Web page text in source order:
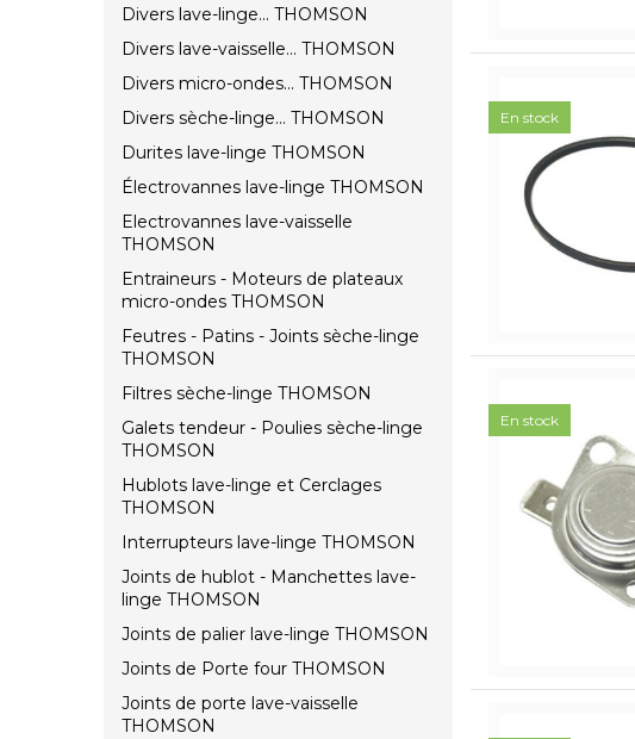
Divers lave-linge... THOMSON
Divers lave-vaisselle... THOMSON
Divers micro-ondes... THOMSON
Divers sèche-linge... THOMSON
Durites lave-linge THOMSON
Électrovannes lave-linge THOMSON
Electrovannes lave-vaisselle
THOMSON
Entraineurs - Moteurs de plateaux
micro-ondes THOMSON
Feutres - Patins - Joints sèche-linge
THOMSON
Filtres sèche-linge THOMSON
Galets tendeur - Poulies sèche-linge
THOMSON
Hublots lave-linge et Cerclages
THOMSON
Interrupteurs lave-linge THOMSON
Joints de hublot - Manchettes lave-
linge THOMSON
Joints de palier lave-linge THOMSON
Joints de Porte four THOMSON
Joints de porte lave-vaisselle
THOMSON
En stock
En stock